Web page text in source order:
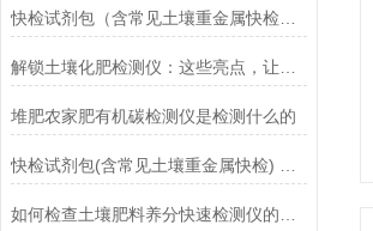
堆肥农家肥有机碳检测仪是检测什么的